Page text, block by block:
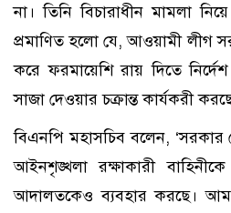
না। তিনি বিচারাধীন মামলা
প্রমাণিত হলো যে, আওয়ামী লীগ
করে ফরমায়েশি রায় দিতে
সাজা দেওয়ার চক্রান্ত কার্যকরী
বিএনপি মহাসচিব বলেন,
আইনশৃঙ্খলা রক্ষাকারী
আদালতকেও ব্যবহার করছে।